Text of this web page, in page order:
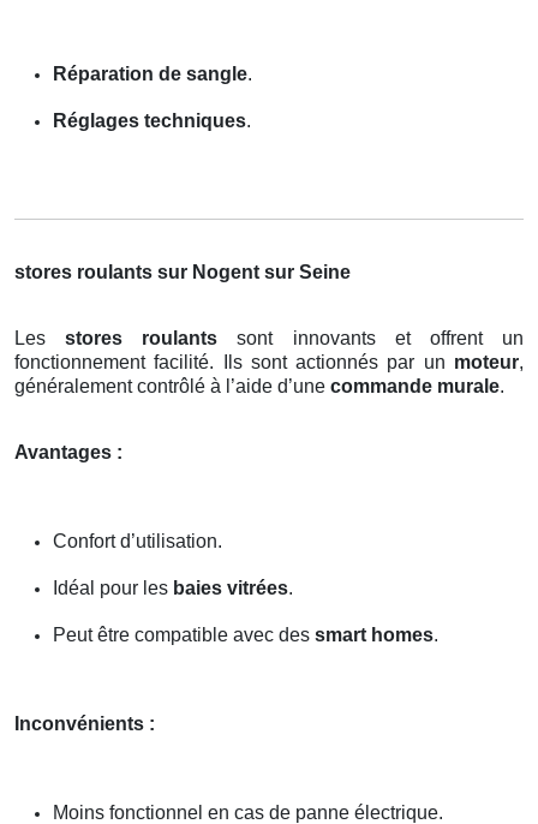
Réparation de sangle.
Réglages techniques.
stores roulants sur Nogent sur Seine
Lesstores roulants sont innovants et offrent un
fonctionnement facilité. Ils sont actionnés par un moteur,
généralement contrôlé à l’aide d’une commande murale.
Avantages :
Confort d’utilisation.
Idéal pour les baies vitrées.
Peut être compatible avec des smart homes.
Inconvénients :
Moins fonctionnel en cas de panne électrique.